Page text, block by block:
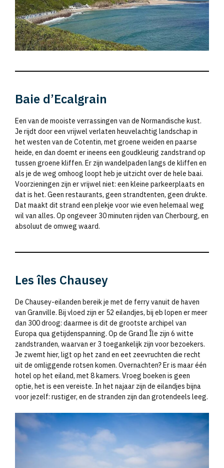
Baie d’Ecalgrain
Een van de mooiste verrassingen van de Normandische kust.
Je rijdt door een vrijwel verlaten heuvelachtig landschap in
het westen van de Cotentin, met groene weiden en paarse
heide, en dan doemt er ineens een goudkleurig zandstrand op
tussen groene kliffen. Er zijn wandelpaden langs de kliffen en
als je de weg omhoog loopt heb je uitzicht over de hele baai.
Voorzieningen zijn er vrijwel niet: een kleine parkeerplaats en
dat is het. Geen restaurants, geen strandtenten, geen drukte.
Dat maakt dit strand een plekje voor wie even helemaal weg
wil van alles. Op ongeveer 30 minuten rijden van Cherbourg, en
absoluut de omweg waard.
Les îles Chausey
De Chausey-eilanden bereik je met de ferry vanuit de haven
van Granville. Bij vloed zijn er 52 eilandjes, bij eb lopen er meer
dan 300 droog: daarmee is dit de grootste archipel van
Europa qua getijdenspanning. Op de Grand Île zijn 6 witte
zandstranden, waarvan er 3 toegankelijk zijn voor bezoekers.
Je zwemt hier, ligt op het zand en eet zeevruchten die recht
uit de omliggende rotsen komen. Overnachten? Er is maar één
hotel op het eiland, met 8 kamers. Vroeg boeken is geen
optie, het is een vereiste. In het najaar zijn de eilandjes bijna
voor jezelf: rustiger, en de stranden zijn dan grotendeels leeg.